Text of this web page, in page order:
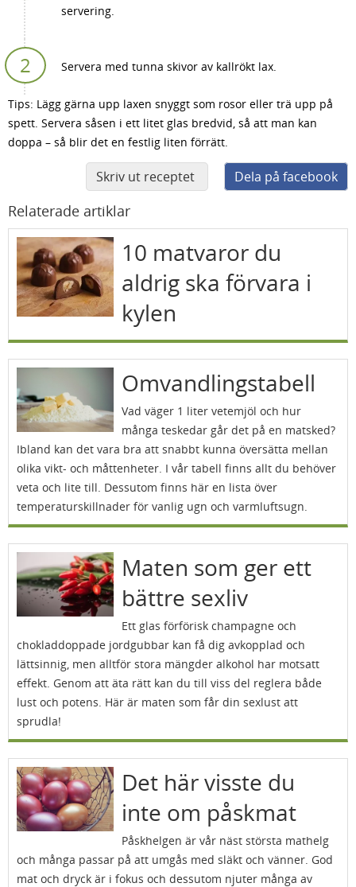
servering.
Servera med tunna skivor av kallrökt lax.
Tips: Lägg gärna upp laxen snyggt som rosor eller trä upp på
spett. Servera såsen i ett litet glas bredvid, så att man kan
doppa – så blir det en festlig liten förrätt.
Skriv ut receptet Dela på facebook
Relaterade artiklar
10 matvaror du
aldrig ska förvara i
kylen
Omvandlingstabell
Vad väger 1 liter vetemjöl och hur
många teskedar går det på en matsked?
Ibland kan det vara bra att snabbt kunna översätta mellan
olika vikt- och måttenheter. I vår tabell finns allt du behöver
veta och lite till. Dessutom finns här en lista över
temperaturskillnader för vanlig ugn och varmluftsugn.
Maten som ger ett
bättre sexliv
Ett glas förförisk champagne och
chokladdoppade jordgubbar kan få dig avkopplad och
lättsinnig, men alltför stora mängder alkohol har motsatt
effekt. Genom att äta rätt kan du till viss del reglera både
lust och potens. Här är maten som får din sexlust att
sprudla!
Det här visste du
inte om påskmat
Påskhelgen är vår näst största mathelg
och många passar på att umgås med släkt och vänner. God
mat och dryck är i fokus och dessutom njuter många av